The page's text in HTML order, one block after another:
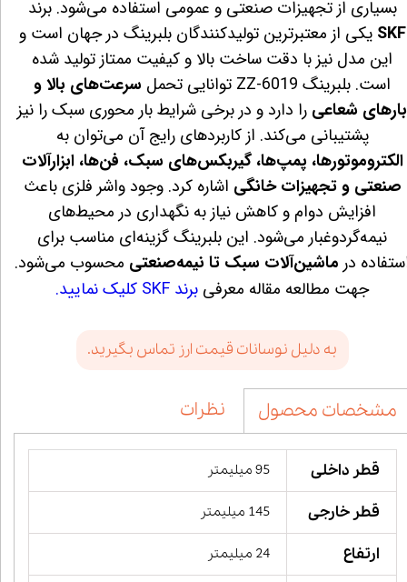
بسیاری از تجهیزات صنعتی و عمومی استفاده می‌شود. برند
SKF یکی از معتبرترین تولیدکنندگان بلبرینگ در جهان است و
این مدل نیز با دقت ساخت بالا و کیفیت ممتاز تولید شده
است. بلبرینگ 6019‑ZZ توانایی تحمل
سرعت‌های بالا و
بارهای شعاعی را دارد و در برخی شرایط بار محوری سبک را نیز
پشتیبانی می‌کند. از کاربردهای رایج آن می‌توان به
الکتروموتورها، پمپ‌ها، گیربکس‌های سبک، فن‌ها، ابزارآلات
صنعتی و تجهیزات خانگی اشاره کرد. وجود واشر فلزی باعث
افزایش دوام و کاهش نیاز به نگهداری در محیط‌های
نیمه‌گردوغبار می‌شود. این بلبرینگ گزینه‌ای مناسب برای
در ماشین‌آلات سبک تا نیمه‌صنعتی محسوب می‌شود.
جهت مطالعه مقاله معرفی برند SKF کلیک نمایید.
به دلیل نوسانات قیمت ارز تماس بگیرید.
مشخصات محصول نظرات
قطر داخلی 95 میلیمتر
قطر خارجی 145 میلیمتر
ارتفاع 24 میلیمتر